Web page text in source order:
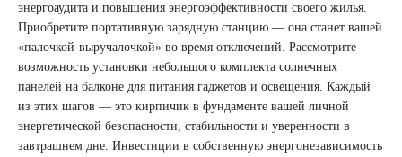
энергоаудита и повышения энергоэффективности своего жилья.
Приобретите портативную зарядную станцию — она станет вашей
«палочкой-выручалочкой» во время отключений. Рассмотрите
возможность установки небольшого комплекта солнечных
панелей на балконе для питания гаджетов и освещения. Каждый
из этих шагов — это кирпичик в фундаменте вашей личной
энергетической безопасности, стабильности и уверенности в
завтрашнем дне. Инвестиции в собственную энергонезависимость